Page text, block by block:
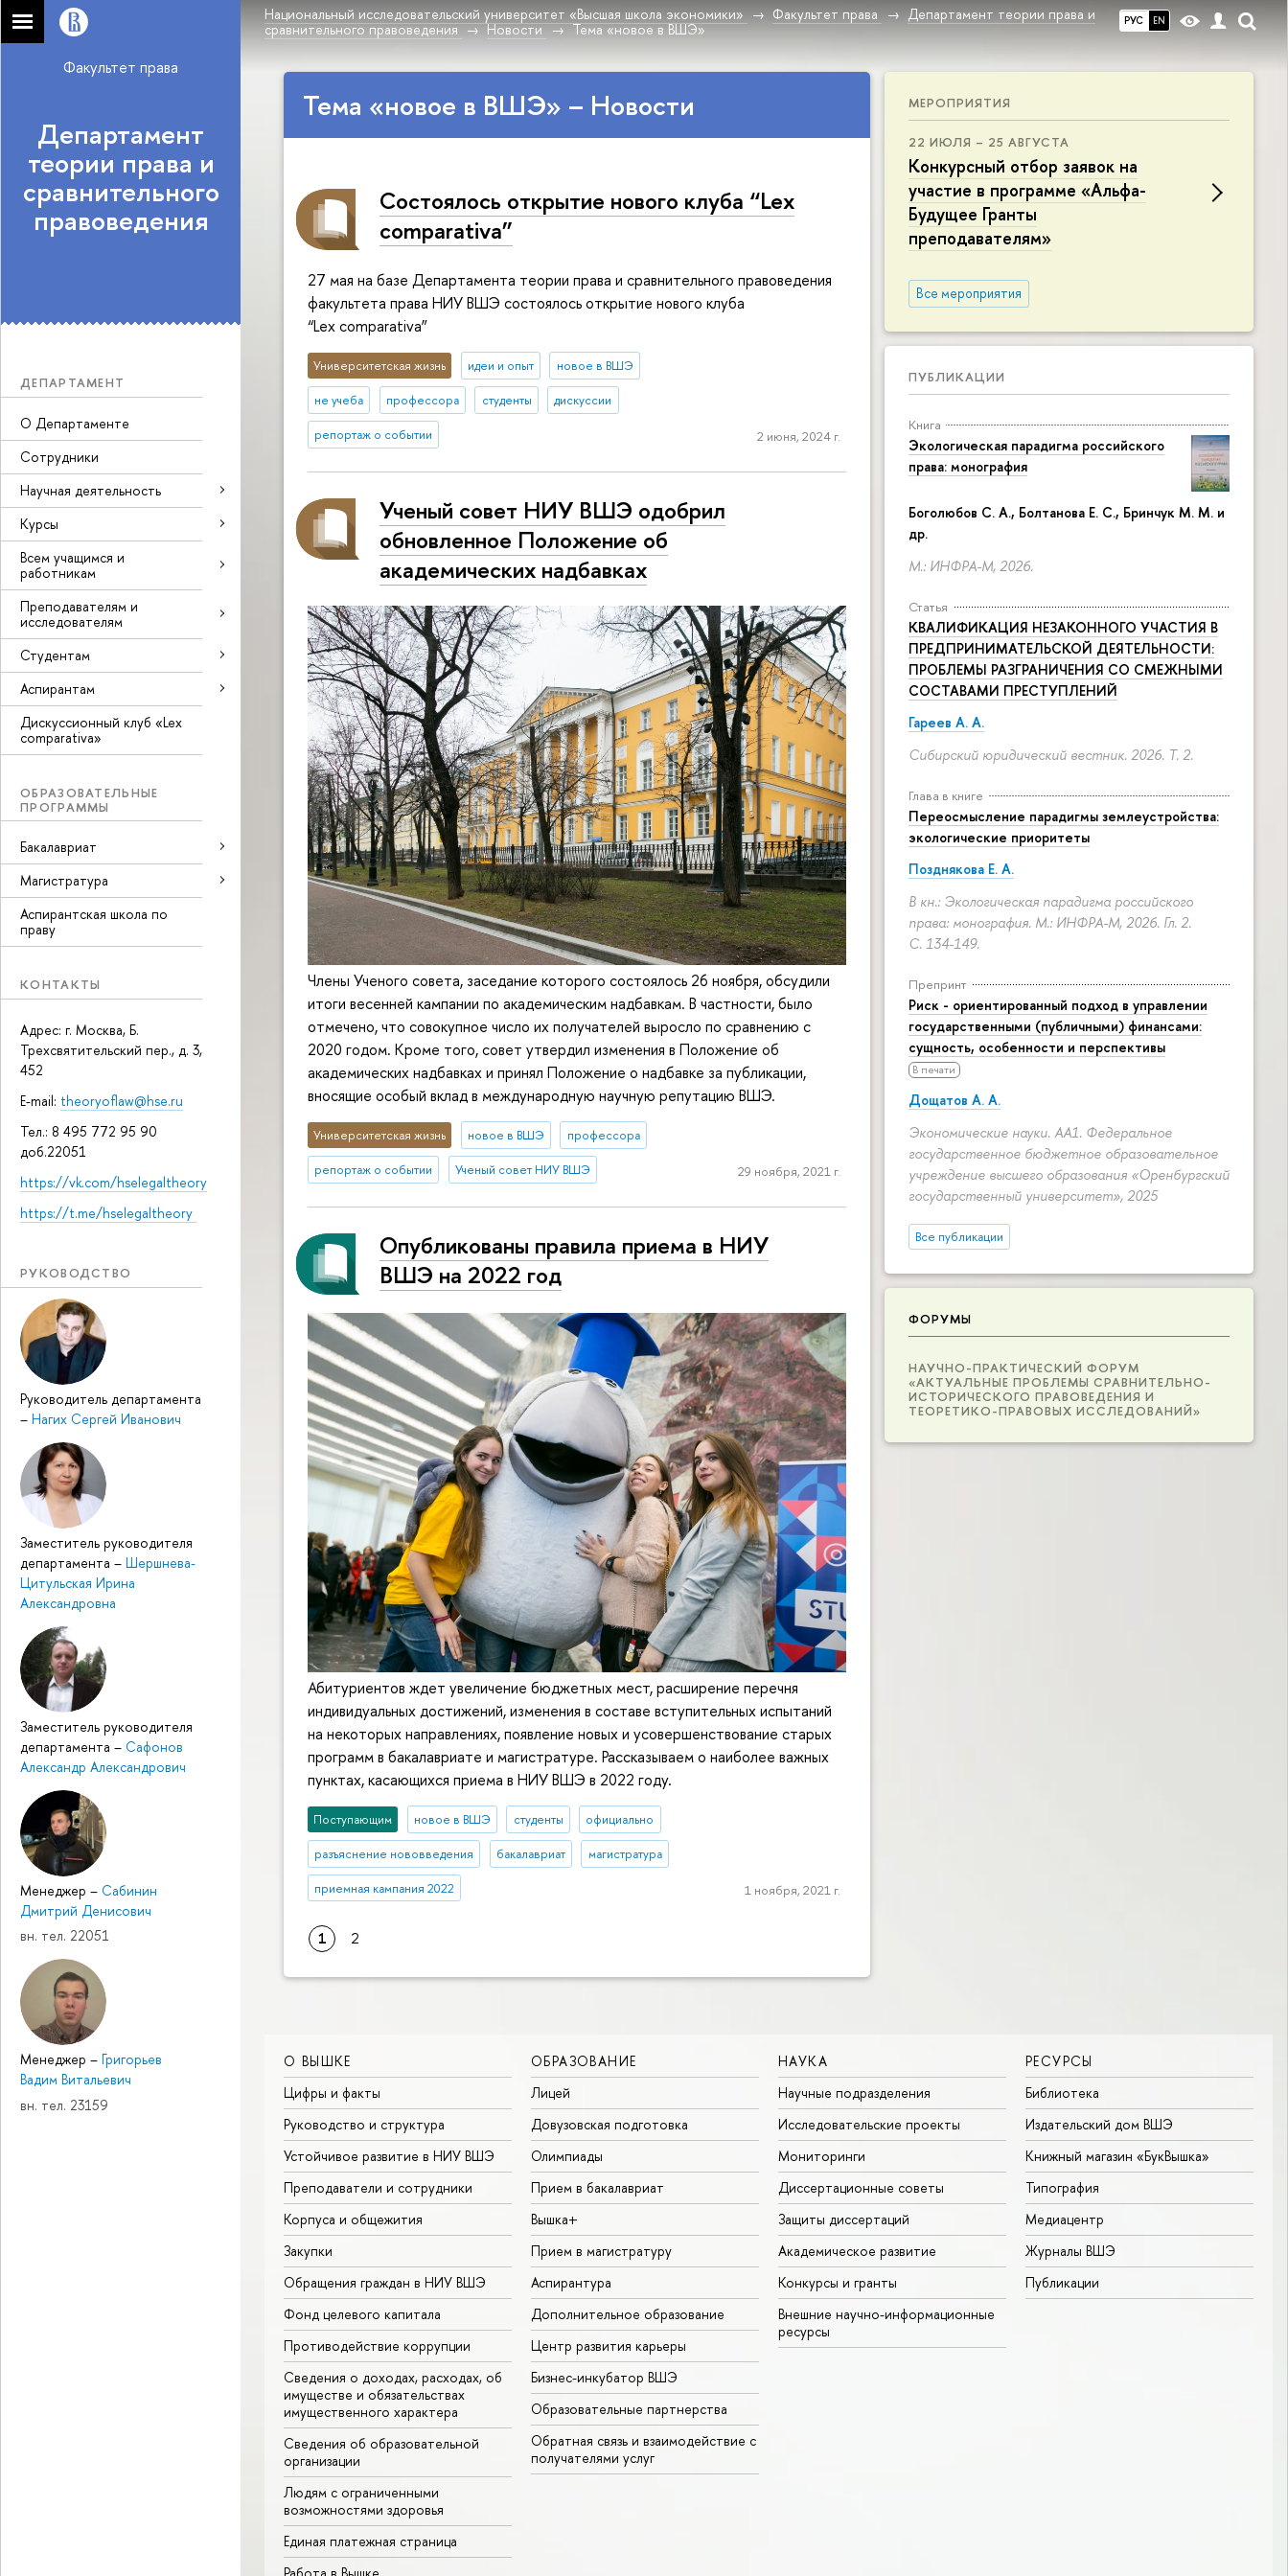
РУС EN
Национальный исследовательский университет «Высшая школа экономики» Факультет права
Департамент теории права и
сравнительного правоведения
Новости Тема «новое в ВШЭ»
Факультет права
Департамент
теории права и
сравнительного
правоведения
ДЕПАРТАМЕНТ
О Департаменте
Сотрудники
Научная деятельность
Курсы
Всем учащимся и
работникам
Преподавателям и
исследователям
Студентам
Аспирантам
Дискуссионный клуб «Lex
comparativa»
ОБРАЗОВАТЕЛЬНЫЕ
ПРОГРАММЫ
Бакалавриат
Магистратура
Аспирантская школа по
праву
КОНТАКТЫ
Адрес: г. Москва, Б.
Трехсвятительский пер., д. 3,
452
E-mail: theoryoflaw@hse.ru
Тел.: 8 495 772 95 90
доб.22051
https://vk.com/hselegaltheory
https://t.me/hselegaltheory
РУКОВОДСТВО
Руководитель департамента
– Нагих Сергей Иванович
Заместитель руководителя
департамента – Шершнева-
Цитульская Ирина
Александровна
Заместитель руководителя
департамента – Сафонов
Александр Александрович
Менеджер – Сабинин
Дмитрий Денисович
вн. тел. 22051
Менеджер – Григорьев
Вадим Витальевич
вн. тел. 23159
МЕРОПРИЯТИЯ
22 ИЮЛЯ – 25 АВГУСТА
Конкурсный отбор заявок на
участие в программе «Альфа-
Будущее Гранты
преподавателям»
Все мероприятия
ПУБЛИКАЦИИ
Книга
Экологическая парадигма российского
права: монография
Боголюбов С. А., Болтанова Е. С., Бринчук М. М. и
др.
М.: ИНФРА-М, 2026.
Статья
КВАЛИФИКАЦИЯ НЕЗАКОННОГО УЧАСТИЯ В
ПРЕДПРИНИМАТЕЛЬСКОЙ ДЕЯТЕЛЬНОСТИ:
ПРОБЛЕМЫ РАЗГРАНИЧЕНИЯ СО СМЕЖНЫМИ
СОСТАВАМИ ПРЕСТУПЛЕНИЙ
Гареев А. А.
Сибирский юридический вестник. 2026. Т. 2.
Глава в книге
Переосмысление парадигмы землеустройства:
экологические приоритеты
Позднякова Е. А.
В кн.: Экологическая парадигма российского
права: монография. М.: ИНФРА-М, 2026. Гл. 2.
С. 134-149.
Препринт
Риск - ориентированный подход в управлении
государственными (публичными) финансами:
сущность, особенности и перспективы
В печати
Дощатов А. А.
Экономические науки. АА1. Федеральное
государственное бюджетное образовательное
учреждение высшего образования «Оренбургский
государственный университет», 2025
Все публикации
ФОРУМЫ
НАУЧНО-ПРАКТИЧЕСКИЙ ФОРУМ
«АКТУАЛЬНЫЕ ПРОБЛЕМЫ СРАВНИТЕЛЬНО-
ИСТОРИЧЕСКОГО ПРАВОВЕДЕНИЯ И
ТЕОРЕТИКО-ПРАВОВЫХ ИССЛЕДОВАНИЙ»
Тема «новое в ВШЭ» – Новости
Состоялось открытие нового клуба “Lex
comparativa”
27 мая на базе Департамента теории права и сравнительного правоведения
факультета права НИУ ВШЭ состоялось открытие нового клуба
“Lex comparativa”
Университетская жизнь идеи и опыт новое в ВШЭ
не учеба профессора студенты дискуссии
репортаж о событии 2 июня, 2024 г.
Ученый совет НИУ ВШЭ одобрил
обновленное Положение об
академических надбавках
Члены Ученого совета, заседание которого состоялось 26 ноября, обсудили
итоги весенней кампании по академическим надбавкам. В частности, было
отмечено, что совокупное число их получателей выросло по сравнению с
2020 годом. Кроме того, совет утвердил изменения в Положение об
академических надбавках и принял Положение о надбавке за публикации,
вносящие особый вклад в международную научную репутацию ВШЭ.
Университетская жизнь новое в ВШЭ профессора
репортаж о событии Ученый совет НИУ ВШЭ 29 ноября, 2021 г.
Опубликованы правила приема в НИУ
ВШЭ на 2022 год
Абитуриентов ждет увеличение бюджетных мест, расширение перечня
индивидуальных достижений, изменения в составе вступительных испытаний
на некоторых направлениях, появление новых и усовершенствование старых
программ в бакалавриате и магистратуре. Рассказываем о наиболее важных
пунктах, касающихся приема в НИУ ВШЭ в 2022 году.
Поступающим новое в ВШЭ студенты официально
разъяснение нововведения бакалавриат магистратура
приемная кампания 2022 1 ноября, 2021 г.
1 2
О ВЫШКЕ
Цифры и факты
Руководство и структура
Устойчивое развитие в НИУ ВШЭ
Преподаватели и сотрудники
Корпуса и общежития
Закупки
Обращения граждан в НИУ ВШЭ
Фонд целевого капитала
Противодействие коррупции
Сведения о доходах, расходах, об
имуществе и обязательствах
имущественного характера
Сведения об образовательной
организации
Людям с ограниченными
возможностями здоровья
Единая платежная страница
Работа в Вышке
ОБРАЗОВАНИЕ
Лицей
Довузовская подготовка
Олимпиады
Прием в бакалавриат
Вышка+
Прием в магистратуру
Аспирантура
Дополнительное образование
Центр развития карьеры
Бизнес-инкубатор ВШЭ
Образовательные партнерства
Обратная связь и взаимодействие с
получателями услуг
НАУКА
Научные подразделения
Исследовательские проекты
Мониторинги
Диссертационные советы
Защиты диссертаций
Академическое развитие
Конкурсы и гранты
Внешние научно-информационные
ресурсы
РЕСУРСЫ
Библиотека
Издательский дом ВШЭ
Книжный магазин «БукВышка»
Типография
Медиацентр
Журналы ВШЭ
Публикации